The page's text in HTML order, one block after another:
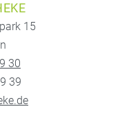
15
30
39